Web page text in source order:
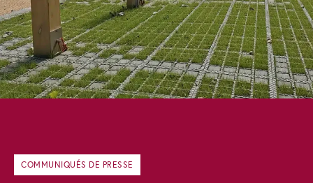
COMMUNIQUÉS DE PRESSE